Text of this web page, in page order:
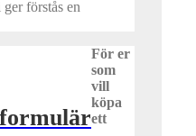
förstås en
För er
som
vill
köpa
ett